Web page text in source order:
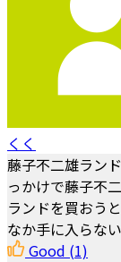
くく
藤子不二雄ラン
っかけで藤子不
ランドを買おう
なか手に入らな
Good (1)